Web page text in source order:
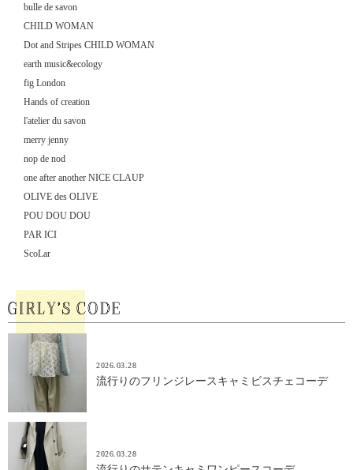
bulle de savon
CHILD WOMAN
Dot and Stripes CHILD WOMAN
earth music&ecology
fig London
Hands of creation
l'atelier du savon
merry jenny
nop de nod
one after another NICE CLAUP
OLIVE des OLIVE
POU DOU DOU
PAR ICI
ScoLar
2026.03.28
流行りのフリンジレースキャミビスチェコーデ
2026.03.28